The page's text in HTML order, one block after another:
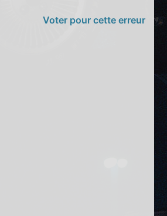
Voter pour cette erreur